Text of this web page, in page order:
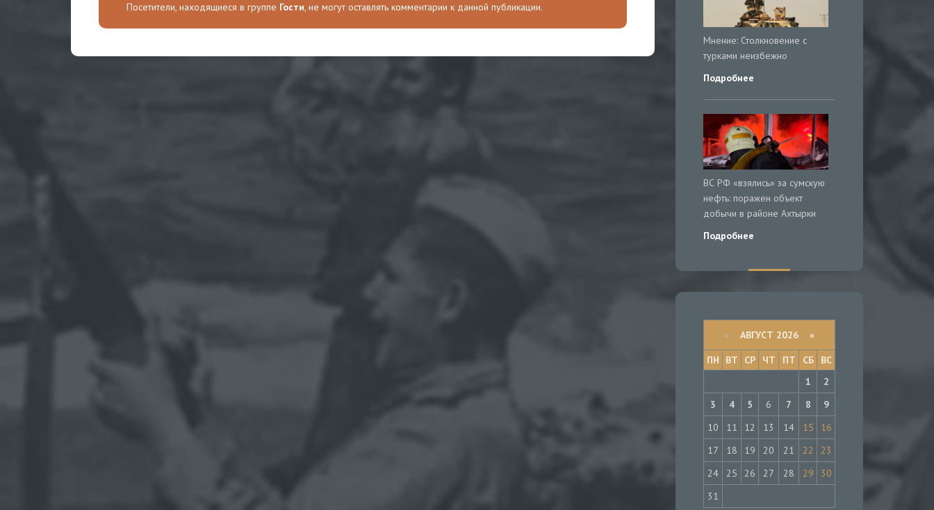
Посетители, находящиеся в группе Гости, не могут оставлять комментарии к данной публикации.
Мнение: Столкновение с
турками неизбежно
Подробнее
ВС РФ «взялись» за сумскую
нефть: поражен объект
добычи в районе Ахтырки
Подробнее
« АВГУСТ 2026 »
ПН
ВТ СР ЧТ ПТ СБ
ВС
1
2
3
4 5 6 7 8
9
10
11 12 13 14 15
16
17
18 19 20 21 22
23
24
25 26 27 28 29
30
31